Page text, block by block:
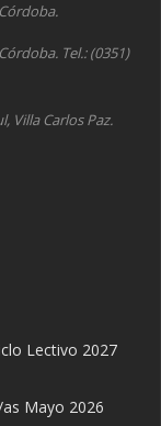
Tel.: (0351)
Villa Carlos Paz.
Lectivo 2027
Mayo 2026